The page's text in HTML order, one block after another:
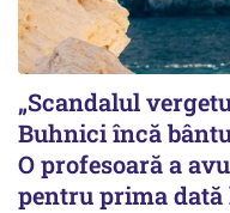
„Scandalul
Buhnici încă
O profesoară a
pentru prima dată